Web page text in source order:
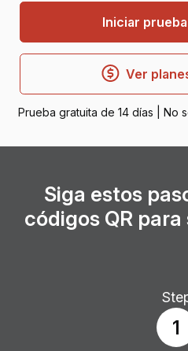
Iniciar
Ver
Prueba gratuita de 14 días | No
Siga estos
códigos QR
1